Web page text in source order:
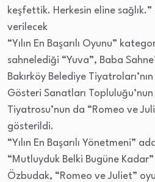
keşfettik. Herkesin eline sağlık.”
verilecek
“Yılın En Başarılı Oyunu”
sahnelediği “Yuva”, Baba
Bakırköy Belediye
Gösteri Sanatları
Tiyatrosu’nun da “Romeo ve
gösterildi.
“Yılın En Başarılı Yönetmeni”
“Mutluyduk Belki Bugüne
Özbudak, “Romeo ve Juliet”